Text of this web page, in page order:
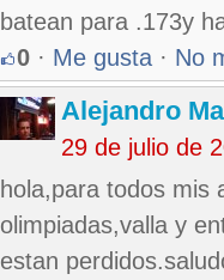
batean para .173y
0 · Me gusta · No
Alejandro
29 de julio de
hola,para todos mis
olimpiadas,valla y
estan